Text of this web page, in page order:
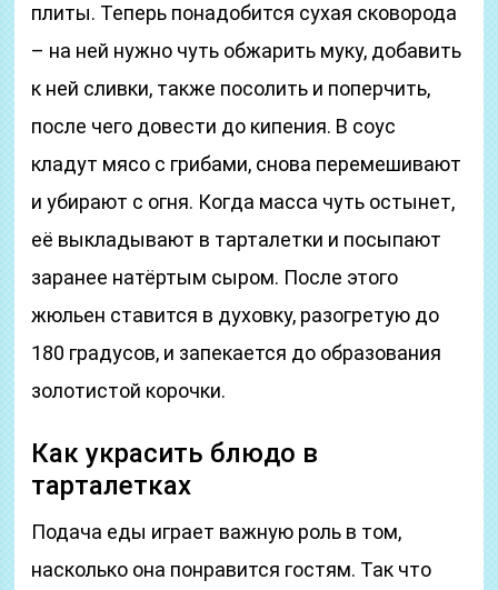
плиты. Теперь понадобится сухая сковорода
– на ней нужно чуть обжарить муку, добавить
к ней сливки, также посолить и поперчить,
после чего довести до кипения. В соус
кладут мясо с грибами, снова перемешивают
и убирают с огня. Когда масса чуть остынет,
её выкладывают в тарталетки и посыпают
заранее натёртым сыром. После этого
жюльен ставится в духовку, разогретую до
180 градусов, и запекается до образования
золотистой корочки.
Как украсить блюдо в
тарталетках
Подача еды играет важную роль в том,
насколько она понравится гостям. Так что